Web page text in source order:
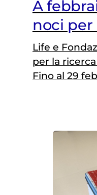
A
noci per
Life e
per la
Fino al 29